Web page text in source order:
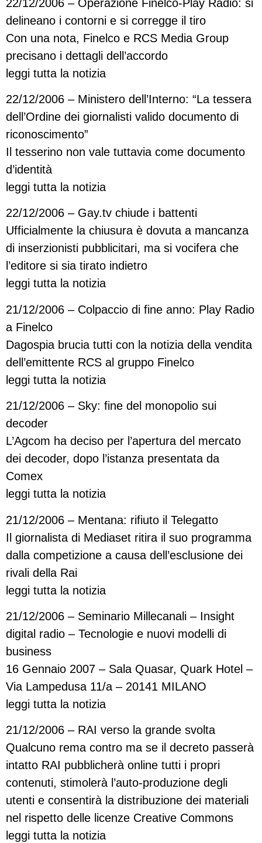
22/12/2006 – Operazione Finelco-Play Radio: si
delineano i contorni e si corregge il tiro
Con una nota, Finelco e RCS Media Group
precisano i dettagli dell’accordo
leggi tutta la notizia
22/12/2006 – Ministero dell’Interno: “La tessera
dell’Ordine dei giornalisti valido documento di
riconoscimento”
Il tesserino non vale tuttavia come documento
d’identità
leggi tutta la notizia
22/12/2006 – Gay.tv chiude i battenti
Ufficialmente la chiusura è dovuta a mancanza
di inserzionisti pubblicitari, ma si vocifera che
l’editore si sia tirato indietro
leggi tutta la notizia
21/12/2006 – Colpaccio di fine anno: Play Radio
a Finelco
Dagospia brucia tutti con la notizia della vendita
dell’emittente RCS al gruppo Finelco
leggi tutta la notizia
21/12/2006 – Sky: fine del monopolio sui
decoder
L’Agcom ha deciso per l’apertura del mercato
dei decoder, dopo l’istanza presentata da
Comex
leggi tutta la notizia
21/12/2006 – Mentana: rifiuto il Telegatto
Il giornalista di Mediaset ritira il suo programma
dalla competizione a causa dell’esclusione dei
rivali della Rai
leggi tutta la notizia
21/12/2006 – Seminario Millecanali – Insight
digital radio – Tecnologie e nuovi modelli di
business
16 Gennaio 2007 – Sala Quasar, Quark Hotel –
Via Lampedusa 11/a – 20141 MILANO
leggi tutta la notizia
21/12/2006 – RAI verso la grande svolta
Qualcuno rema contro ma se il decreto passerà
intatto RAI pubblicherà online tutti i propri
contenuti, stimolerà l’auto-produzione degli
utenti e consentirà la distribuzione dei materiali
nel rispetto delle licenze Creative Commons
leggi tutta la notizia